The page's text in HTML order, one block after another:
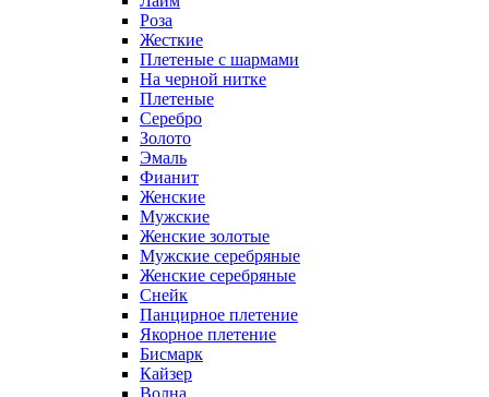
Роза
Жесткие
Плетеные с шармами
На черной нитке
Плетеные
Серебро
Золото
Эмаль
Фианит
Женские
Мужские
Женские золотые
Мужские серебряные
Женские серебряные
Снейк
Панцирное плетение
Якорное плетение
Бисмарк
Кайзер
Волна